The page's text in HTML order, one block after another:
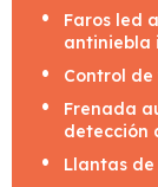
Faros led
antiniebla
Control
Frenada
detección
Llantas